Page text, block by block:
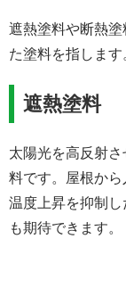
遮熱塗料や断熱
た塗料を指します
遮熱塗料
太陽光を高反射
料です。屋根か
温度上昇を抑制
も期待できます。